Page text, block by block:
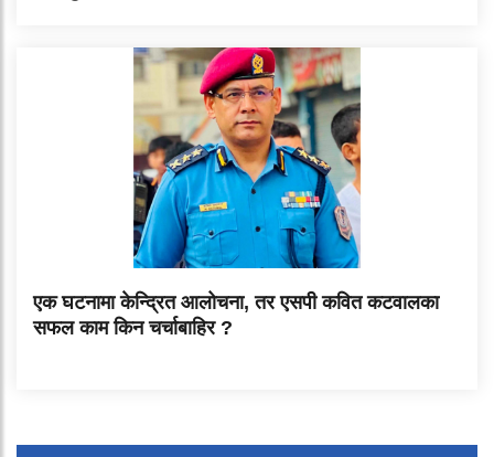
एक घटनामा केन्द्रित आलोचना, तर एसपी कवित कटवालका
सफल काम किन चर्चाबाहिर ?